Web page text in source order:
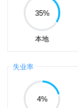
35%
本地
失业率
4%